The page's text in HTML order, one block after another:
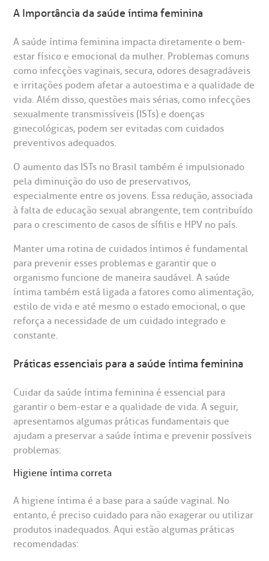
de exames
de Exames
atendimento e dos serviços prestados.
A Ouvidoria e SAC são canais para você, cliente da BP, tirar
suas dúvidas, registrar suas reclamações ou fazer elogios
relacionados ao nosso atendimento e aos nossos serviços.
Horário de atendimento: 2ª a 6ª feira das 7h às 18h
(11) 3505-1000
ouvidoria@bp.org.br
Saiba mais
Rua Maestro Cardim, 769
CEP: 01323-001 | Bela Vista
São Paulo - SP
BP Mirante
Endereço:
R. Martiniano de Carvalho, 965
São Paulo - SP
Clínica Medicina da Mulher
de conduta
Financeiras
social da BP
corporativa
Conosco
de Benchmarking
de Bioética
Telemedicina BP
Teleinterconsulta
Centro de Doenças Autoimunes
de Infarto SUS
de Visita
socorro
de cópia de prontuário médico
de veracidade de atestado
atendimento
frequentes
de Excelência em Neurologia e
de Excelência em Ortopedia
especialidades
A Importância da saúde íntima feminina
A saúde íntima feminina impacta diretamente o bem-
estar físico e emocional da mulher. Problemas comuns
como infecções vaginais, secura, odores desagradáveis
e irritações podem afetar a autoestima e a qualidade de
vida. Além disso, questões mais sérias, como infecções
sexualmente transmissíveis (ISTs) e doenças
ginecológicas, podem ser evitadas com cuidados
preventivos adequados.
O aumento das ISTs no Brasil também é impulsionado
pela diminuição do uso de preservativos,
especialmente entre os jovens. Essa redução, associada
à falta de educação sexual abrangente, tem contribuído
para o crescimento de casos de sífilis e HPV no país​.
Manter uma rotina de cuidados íntimos é fundamental
para prevenir esses problemas e garantir que o
organismo funcione de maneira saudável. A saúde
íntima também está ligada a fatores como alimentação,
estilo de vida e até mesmo o estado emocional, o que
reforça a necessidade de um cuidado integrado e
constante.
Práticas essenciais para a saúde íntima feminina
Cuidar da saúde íntima feminina é essencial para
garantir o bem-estar e a qualidade de vida. A seguir,
apresentamos algumas práticas fundamentais que
ajudam a preservar a saúde íntima e prevenir possíveis
problemas:
Higiene íntima correta
A higiene íntima é a base para a saúde vaginal. No
entanto, é preciso cuidado para não exagerar ou utilizar
produtos inadequados. Aqui estão algumas práticas
recomendadas: